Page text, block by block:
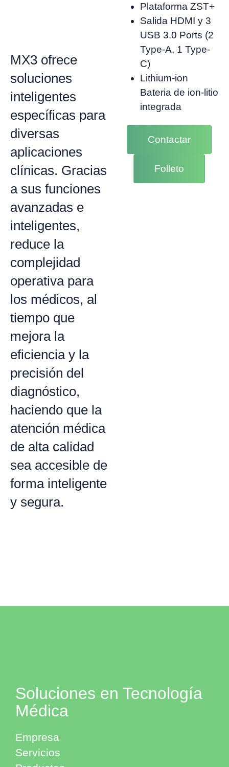
MX3 ofrece
soluciones
inteligentes
específicas para
diversas
aplicaciones
clínicas. Gracias
a sus funciones
avanzadas e
inteligentes,
reduce la
complejidad
operativa para
los médicos, al
tiempo que
mejora la
eficiencia y la
precisión del
diagnóstico,
haciendo que la
atención médica
de alta calidad
sea accesible de
forma inteligente
y segura.
Plataforma ZST+
Salida HDMI y 3
USB 3.0 Ports (2
Type-A, 1 Type-
C)
Lithium-ion
Bateria de ion-litio
integrada
Contactar
Folleto
Soluciones en Tecnología
Médica
Empresa
Servicios